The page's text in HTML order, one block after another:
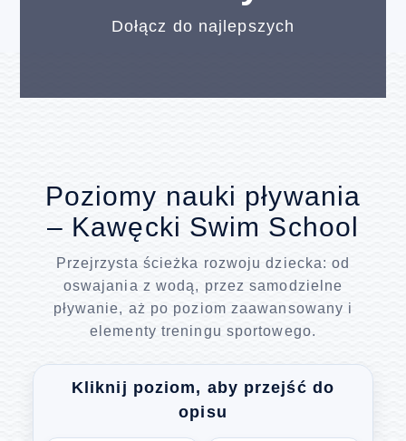
Dołącz do najlepszych
Poziomy nauki pływania
– Kawęcki Swim School
Przejrzysta ścieżka rozwoju dziecka: od
oswajania z wodą, przez samodzielne
pływanie, aż po poziom zaawansowany i
elementy treningu sportowego.
Kliknij poziom, aby przejść do
opisu